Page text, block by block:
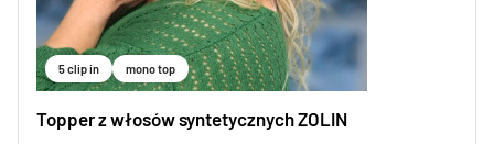
5 clip in mono top
Topper z włosów syntetycznych ZOLIN